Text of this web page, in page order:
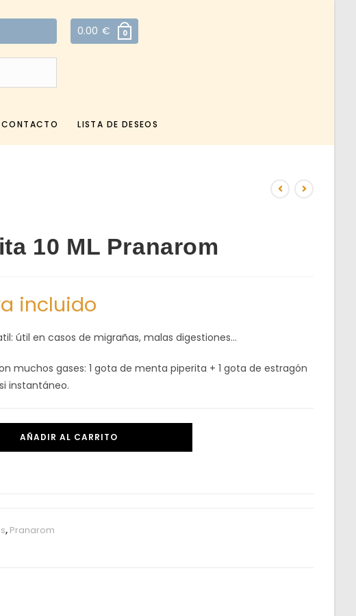
0.00 € 0
CONTACTO LISTA DE DESEOS
10 ML Pranarom
incluido
útil en casos de migrañas, malas digestiones…
muchos gases: 1 gota de menta piperita + 1 gota de estragón
instantáneo.
AÑADIR AL CARRITO
, Pranarom